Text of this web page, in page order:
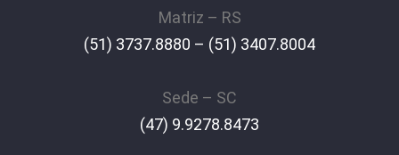
Matriz – RS
(51) 3737.8880 – (51) 3407.8004
Sede – SC
(47) 9.9278.8473